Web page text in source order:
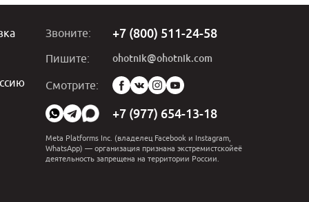
Звоните: +7 (800) 511-24-58
Пишите: ohotnik@ohotnik.com
Смотрите:
Мы
в
социальных
сетях:
+7 (977) 654-13-18
Meta Platforms Inc. (владелец Facebook и Instagram,
WhatsApp) — организация признана экстремистскойеё
деятельность запрещена на территории России.